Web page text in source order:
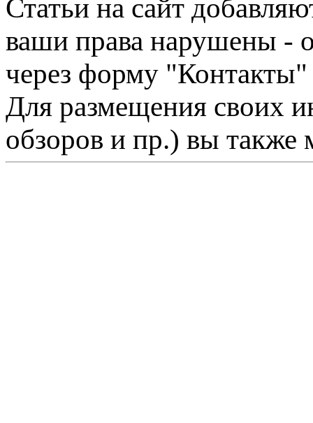
Статьи на сайт
ваши права нарушены -
через форму "Контакты"
Для размещения своих
обзоров и пр.) вы также